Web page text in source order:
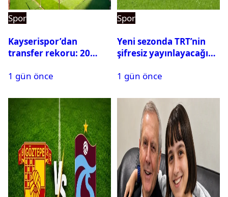
Spor
Kayserispor’dan
transfer rekoru: 20
1 gün önce
Spor
Yeni sezonda TRT’nin
şifresiz yayınlayacağı
1 gün önce